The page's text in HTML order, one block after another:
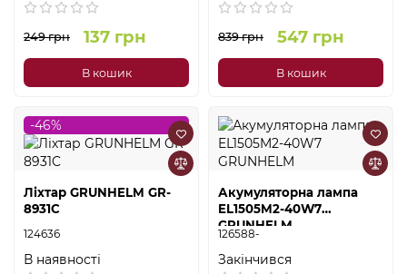
249 грн 137 грн
В кошик
839 грн 547 грн
В кошик
-46%
Ліхтар GRUNHELM GR-
8931C
124636
В наявності
Акумуляторна лампа
EL1505M2-40W7
GRUNHELM
126588-
Закінчився